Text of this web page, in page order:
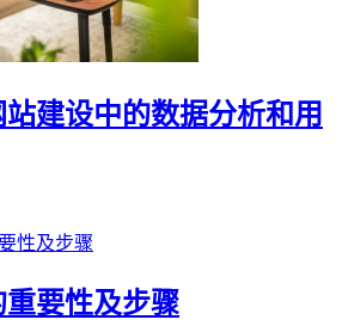
建设中的数据分析和用
重要性及步骤